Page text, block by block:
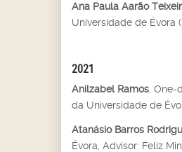
Ana Paula Aarão
Universidade de Évora
2021
Anilzabel Ramos, One-
da Universidade de
Atanásio Barros
Évora, Advisor: Feliz